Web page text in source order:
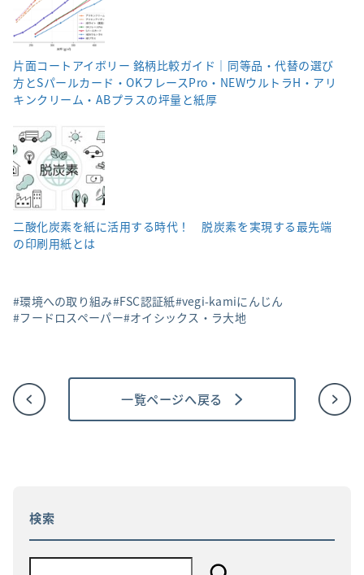
片面コートアイボリー 銘柄比較ガイド｜同等品・代替の選び
方とSパールカード・OKフレースPro・NEWウルトラH・アリ
キンクリーム・ABプラスの坪量と紙厚
二酸化炭素を紙に活用する時代！ 脱炭素を実現する最先端
の印刷用紙とは
環境への取り組み FSC認証紙 vegi-kamiにんじん
フードロスペーパー オイシックス・ラ大地
一覧ページへ戻る
検索